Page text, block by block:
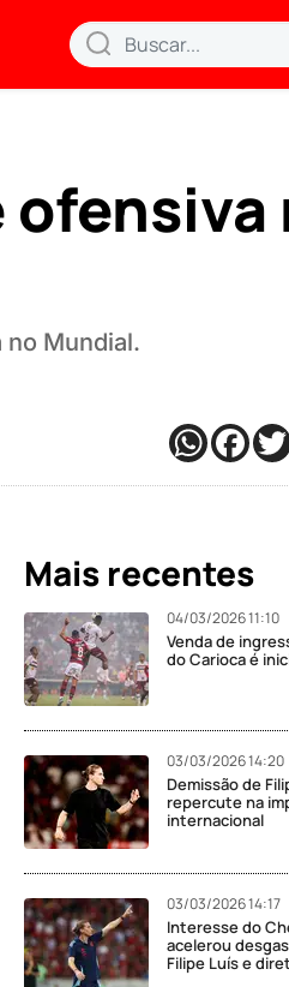
no Mundial.
Mais recentes
04/03/2026 11:10
Venda de
do Carioca é
03/03/2026 14:20
Demissão de
repercute na
internacional
03/03/2026 14:17
Interesse do
acelerou
Filipe Luís e